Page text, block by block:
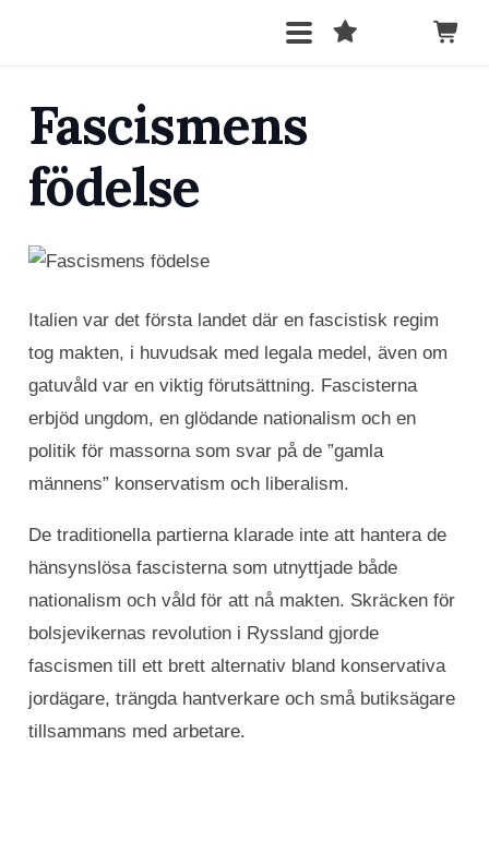
Fascismens
födelse
Italien var det första landet där en fascistisk regim
tog makten, i huvudsak med legala medel, även om
gatuvåld var en viktig förutsättning. Fascisterna
erbjöd ungdom, en glödande nationalism och en
politik för massorna som svar på de ”gamla
männens” konservatism och liberalism.
De traditionella partierna klarade inte att hantera de
hänsynslösa fascisterna som utnyttjade både
nationalism och våld för att nå makten. Skräcken för
bolsjevikernas revolution i Ryssland gjorde
fascismen till ett brett alternativ bland konservativa
jordägare, trängda hantverkare och små butiksägare
tillsammans med arbetare.